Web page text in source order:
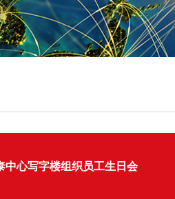
中心写字楼组织员工生日会